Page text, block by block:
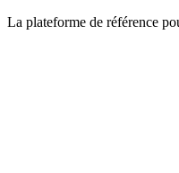
La plateforme de référence